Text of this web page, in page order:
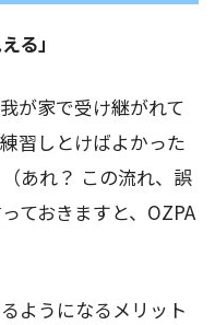
る」
が家で受け継がれて
習しとけばよかった
あれ？ この流れ、誤
ておきますと、OZPA
ようになるメリット